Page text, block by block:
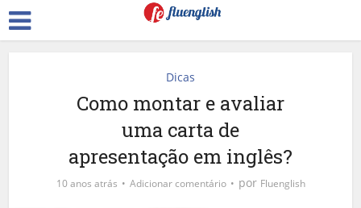
Dicas
Como montar e avaliar
uma carta de
apresentação em inglês?
10 anos atrás Adicionar comentário por Fluenglish